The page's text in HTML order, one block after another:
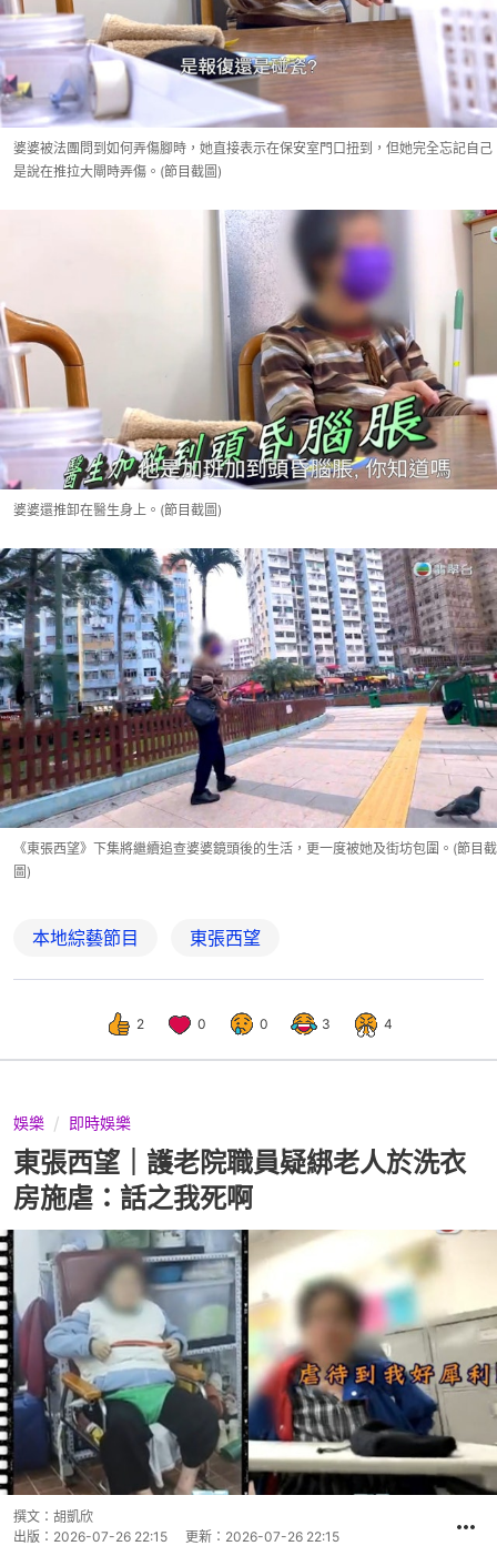
婆婆被法團問到如何弄傷腳時，她直接表示在保安室門口扭到，但她完全忘記自己
是說在推拉大閘時弄傷。(節目截圖)
婆婆還推卸在醫生身上。(節目截圖)
《東張西望》下集將繼續追查婆婆鏡頭後的生活，更一度被她及街坊包圍。(節目截
圖)
本地綜藝節目 東張西望
2 0 0 3 4
娛樂 即時娛樂
東張西望｜護老院職員疑綁老人於洗衣
房施虐：話之我死啊
撰文： 胡凱欣
出版： 2026-07-26 22:15 更新： 2026-07-26 22:15